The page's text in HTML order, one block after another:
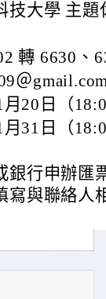
技大學 主
轉 6630、
＠
20日（
31日（
銀行申辦匯
寫與聯絡人